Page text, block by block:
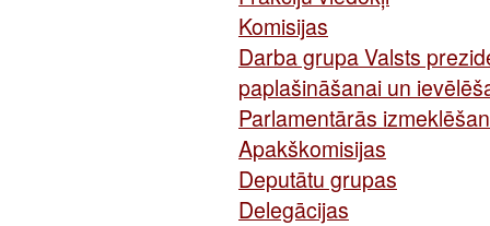
Komisijas
Darba grupa Valsts
paplašināšanai un
Parlamentārās
Apakškomisijas
Deputātu grupas
Delegācijas